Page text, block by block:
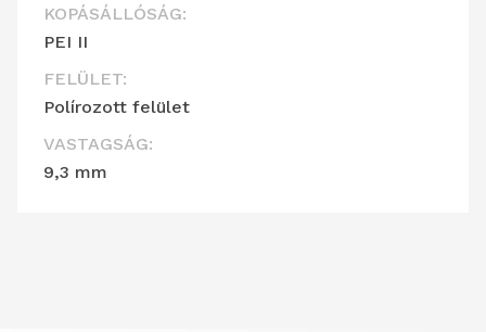
KOPÁSÁLLÓSÁG:
PEI II
FELÜLET:
Polírozott felület
VASTAGSÁG:
9,3 mm